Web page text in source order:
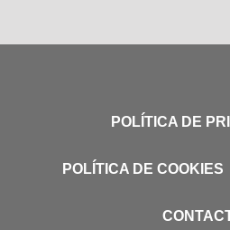
POLÍTICA DE
POLÍTICA DE COOKIES